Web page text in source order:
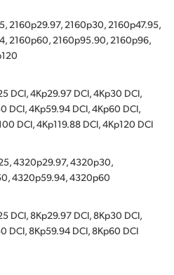
2160p29.97, 2160p30, 2160p47.95,
2160p60, 2160p95.90, 2160p96,
DCI, 4Kp29.97 DCI, 4Kp30 DCI,
DCI, 4Kp59.94 DCI, 4Kp60 DCI,
DCI, 4Kp119.88 DCI, 4Kp120 DCI
4320p29.97, 4320p30,
4320p59.94, 4320p60
DCI, 8Kp29.97 DCI, 8Kp30 DCI,
DCI, 8Kp59.94 DCI, 8Kp60 DCI